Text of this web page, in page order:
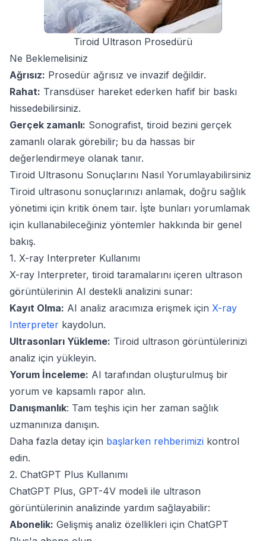
Tiroid Ultrason Prosedürü
Ne Beklemelisiniz
Ağrısız: Prosedür ağrısız ve invazif değildir.
Rahat: Transdüser hareket ederken hafif bir baskı
hissedebilirsiniz.
Gerçek zamanlı: Sonografist, tiroid bezini gerçek
zamanlı olarak görebilir; bu da hassas bir
değerlendirmeye olanak tanır.
Tiroid Ultrasonu Sonuçlarını Nasıl Yorumlayabilirsiniz
Tiroid ultrasonu sonuçlarınızı anlamak, doğru sağlık
yönetimi için kritik önem taır. İşte bunları yorumlamak
için kullanabileceğiniz yöntemler hakkında bir genel
bakış.
1. X-ray Interpreter Kullanımı
X-ray Interpreter, tiroid taramalarını içeren ultrason
görüntülerinin AI destekli analizini sunar:
Kayıt Olma: AI analiz aracımıza erişmek için X-ray
Interpreter kaydolun.
Ultrasonları Yükleme: Tiroid ultrason görüntülerinizi
analiz için yükleyin.
Yorum İnceleme: AI tarafından oluşturulmuş bir
yorum ve kapsamlı rapor alın.
Danışmanlık: Tam teşhis için her zaman sağlık
uzmanınıza danışın.
Daha fazla detay için başlarken rehberimizi kontrol
edin.
2. ChatGPT Plus Kullanımı
ChatGPT Plus, GPT-4V modeli ile ultrason
görüntülerinin analizinde yardım sağlayabilir:
Abonelik: Gelişmiş analiz özellikleri için ChatGPT